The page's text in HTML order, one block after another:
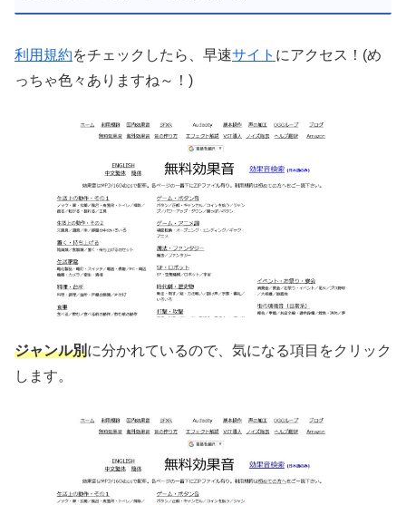
利用規約をチェックしたら、早速サイト にアクセス！(め
っちゃ色々ありますね～！)
ジャンル別に分かれているので、気になる項目をクリック
します。